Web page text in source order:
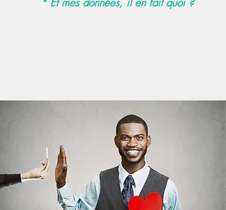
* Et mes données, il en fait quoi ?